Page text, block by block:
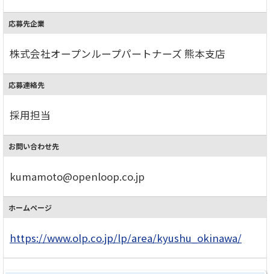
応募先企業
株式会社オープンループパートナーズ 熊本支店
応募連絡先
採用担当
お問い合わせ先
kumamoto@openloop.co.jp
ホームページ
https://www.olp.co.jp/lp/area/kyushu_okinawa/